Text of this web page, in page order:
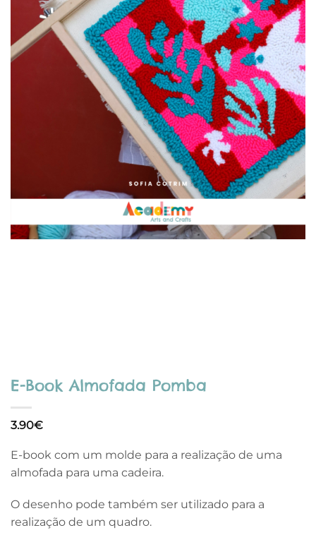
E-Book Almofada Pomba
3.90€
E-book com um molde para a realização de uma
almofada para uma cadeira.
O desenho pode também ser utilizado para a
realização de um quadro.